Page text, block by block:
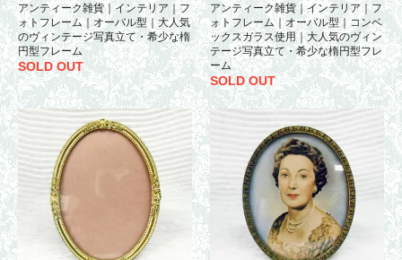
アンティーク雑貨｜インテリア｜フ
ォトフレーム｜オーバル型｜大人気
のヴィンテージ写真立て・希少な楕
円型フレーム
SOLD OUT
アンティーク雑貨｜インテリア｜フ
ォトフレーム｜オーバル型｜コンベ
ックスガラス使用｜大人気のヴィン
テージ写真立て・希少な楕円型フレ
ーム
SOLD OUT